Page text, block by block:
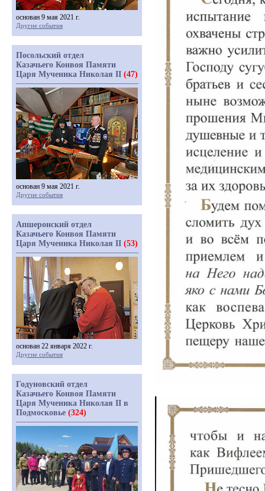
основан 9 мая 2021 г.
Другие события
Посольский отдел
Казачьего Конвоя Памяти
Царя Мученика Николая II (47)
основан 9 мая 2021 г.
Другие события
Апшеронский отдел
Казачьего Конвоя Памяти
Царя Мученика Николая II (53)
основан 22 января 2022 г.
Другие события
Годуновский отдел
Казачьего Конвоя Памяти
Царя Мученика Николая II в
Подмосковье (324)